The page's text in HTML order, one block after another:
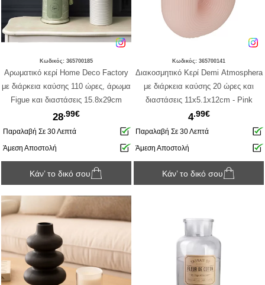
Κωδικός: 365700185
Αρωματικό κερί Home Deco Factory
με διάρκεια καύσης 110 ώρες, άρωμα
Figue και διαστάσεις 15.8x29cm
28.99€
Παραλαβή Σε 30 Λεπτά
Άμεση Αποστολή
Κάν’ το δικό σου
Κωδικός: 365700141
Διακοσμητικό Κερί Demi Αtmosphera
με διάρκεια καύσης 20 ώρες και
διαστάσεις 11x5.1x12cm - Pink
4.99€
Παραλαβή Σε 30 Λεπτά
Άμεση Αποστολή
Κάν’ το δικό σου